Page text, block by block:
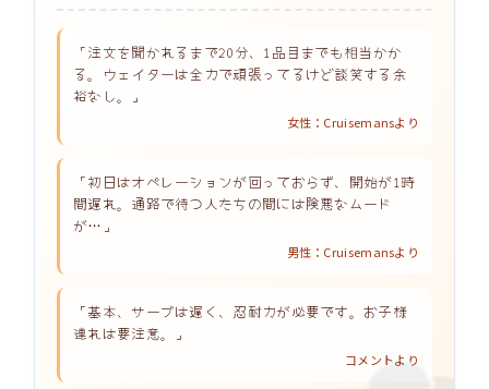
「注文を聞かれるまで20分、1品目までも相当かか
る。ウェイターは全力で頑張ってるけど談笑する余
裕なし。」
女性：Cruisemansより
「初日はオペレーションが回っておらず、開始が1時
間遅れ。通路で待つ人たちの間には険悪なムード
が…」
男性：Cruisemansより
「基本、サーブは遅く、忍耐力が必要です。お子様
連れは要注意。」
コメントより